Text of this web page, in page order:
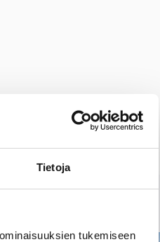
Tietoja
tukemiseen